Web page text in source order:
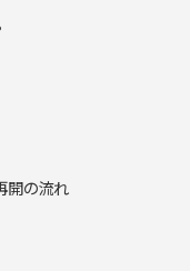
開の流れ